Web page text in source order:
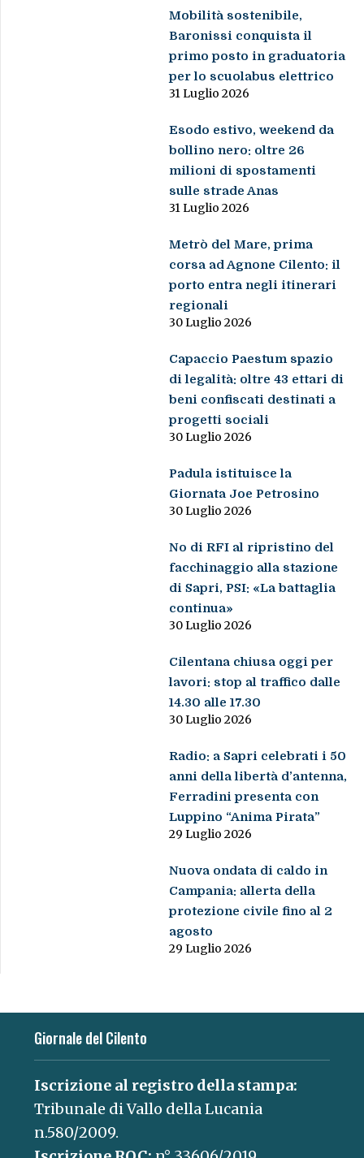
Mobilità sostenibile,
Baronissi conquista il
primo posto in graduatoria
per lo scuolabus elettrico
31 Luglio 2026
Esodo estivo, weekend da
bollino nero: oltre 26
milioni di spostamenti
sulle strade Anas
31 Luglio 2026
Metrò del Mare, prima
corsa ad Agnone Cilento: il
porto entra negli itinerari
regionali
30 Luglio 2026
Capaccio Paestum spazio
di legalità: oltre 43 ettari di
beni confiscati destinati a
progetti sociali
30 Luglio 2026
Padula istituisce la
Giornata Joe Petrosino
30 Luglio 2026
No di RFI al ripristino del
facchinaggio alla stazione
di Sapri, PSI: «La battaglia
continua»
30 Luglio 2026
Cilentana chiusa oggi per
lavori: stop al traffico dalle
14.30 alle 17.30
30 Luglio 2026
Radio: a Sapri celebrati i 50
anni della libertà d’antenna,
Ferradini presenta con
Luppino “Anima Pirata”
29 Luglio 2026
Nuova ondata di caldo in
Campania: allerta della
protezione civile fino al 2
agosto
29 Luglio 2026
Giornale del Cilento
Iscrizione al registro della stampa:
Tribunale di Vallo della Lucania
n.580/2009.